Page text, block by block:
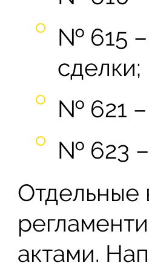
№ 615 –
сделки;
№ 621 –
№ 623 –
Отдельные
актами.